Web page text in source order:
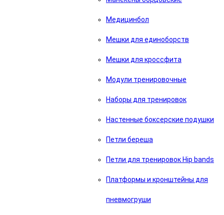
Медицинбол
Мешки для единоборств
Мешки для кроссфита
Модули тренировочные
Наборы для тренировок
Настенные боксерские подушки
Петли береша
Петли для тренировок Hip bands
Платформы и кронштейны для
пневмогруши